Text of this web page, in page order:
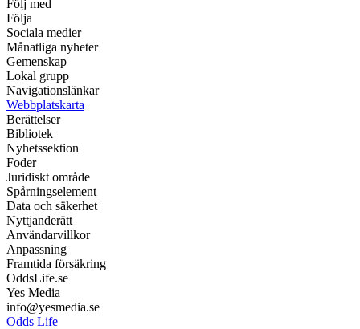
Följ med
Följa
Sociala medier
Månatliga nyheter
Gemenskap
Lokal grupp
Navigationslänkar
Webbplatskarta
Berättelser
Bibliotek
Nyhetssektion
Foder
Juridiskt område
Spårningselement
Data och säkerhet
Nyttjanderätt
Användarvillkor
Anpassning
Framtida försäkring
OddsLife.se
Yes Media
info@yesmedia.se
Odds Life